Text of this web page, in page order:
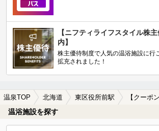
【ニフティライフスタイル株
内】
株主優待制度で人気の温浴施設に行
拡充されました！
温泉TOP 北海道 東区役所前駅
温浴施設を探す